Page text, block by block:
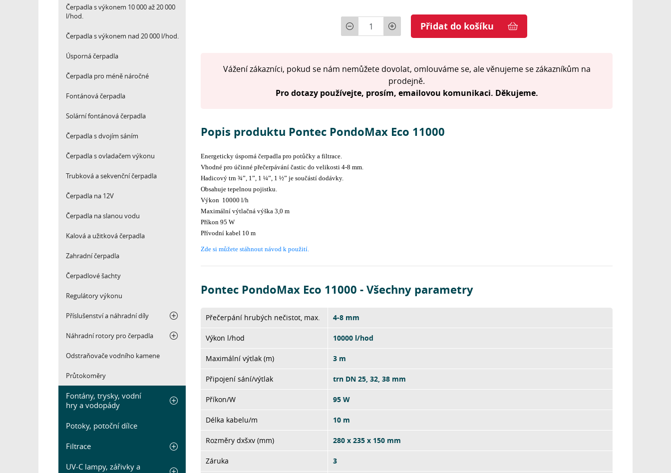
Čerpadla s výkonem 10 000 až 20 000
l/hod.
Čerpadla s výkonem nad 20 000 l/hod.
Úsporná čerpadla
Čerpadla pro méně náročné
Fontánová čerpadla
Solární fontánová čerpadla
Čerpadla s dvojím sáním
Čerpadla s ovladačem výkonu
Trubková a sekvenční čerpadla
Čerpadla na 12V
Čerpadla na slanou vodu
Kalová a užitková čerpadla
Zahradní čerpadla
Čerpadlové šachty
Regulátory výkonu
Příslušenství a náhradní díly
Náhradní rotory pro čerpadla
Odstraňovače vodního kamene
Průtokoměry
Fontány, trysky, vodní
hry a vodopády
Potoky, potoční dílce
Filtrace
UV-C lampy, zářivky a
Počet Přidat do košíku
Vážení zákazníci, pokud se nám nemůžete dovolat, omlouváme se, ale věnujeme se zákazníkům na
prodejně.
Pro dotazy používejte, prosím, emailovou komunikaci. Děkujeme.
Popis produktu Pontec PondoMax Eco 11000
Energeticky úsporná čerpadla pro potůčky a filtrace.
Vhodné pro účinné přečerpávání častic do velikosti 4-8 mm.
Hadicový trn ¾”, 1”, 1 ¼”, 1 ½” je součástí dodávky.
Obsahuje tepelnou pojistku.
Výkon 10000 l/h
Maximální výtlačná výška 3,0 m
Příkon 95 W
Přívodní kabel 10 m
Zde si můžete stáhnout návod k použití.
Pontec PondoMax Eco 11000 - Všechny parametry
Přečerpání hrubých nečistot, max. 4-8 mm
Výkon l/hod 10000 l/hod
Maximální výtlak (m) 3 m
Připojení sání/výtlak trn DN 25, 32, 38 mm
Příkon/W 95 W
Délka kabelu/m 10 m
Rozměry dxšxv (mm) 280 x 235 x 150 mm
Záruka 3